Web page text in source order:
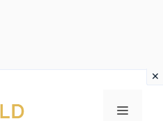
MENU